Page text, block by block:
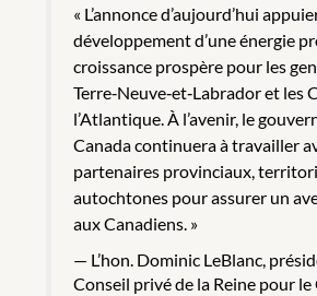
« L’annonce d’aujourd’hui
développement d’une énergie
croissance prospère pour les
Terre‑Neuve‑et‑Labrador et les
l’Atlantique. À l’avenir, le
Canada continuera à travailler
partenaires provinciaux,
autochtones pour assurer un
aux Canadiens. »
L’hon. Dominic LeBlanc,
Conseil privé de la Reine pour le